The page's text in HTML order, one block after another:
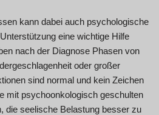
kann dabei auch psychologische
eine wichtige Hilfe
nach der Diagnose Phasen von
oder großer
sind normal und kein Zeichen
mit psychoonkologisch geschulten
die seelische Belastung besser zu